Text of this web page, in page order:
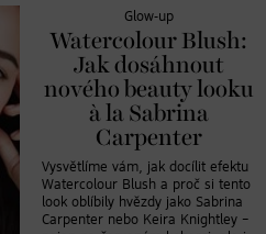
Glow-up
Watercolour Blush:
Jak dosáhnout
nového beauty looku
à la Sabrina
Carpenter
Vysvětlíme vám, jak docílit efektu
Watercolour Blush a proč si tento
look oblíbily hvězdy jako Sabrina
Carpenter nebo Keira Knightley –